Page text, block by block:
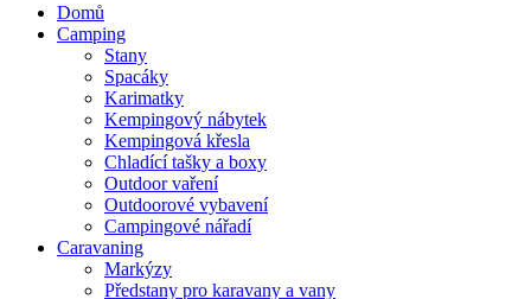
Domů
Camping
Stany
Spacáky
Karimatky
Kempingový nábytek
Kempingová křesla
Chladící tašky a boxy
Outdoor vaření
Outdoorové vybavení
Campingové nářadí
Caravaning
Markýzy
Předstany pro karavany a vany